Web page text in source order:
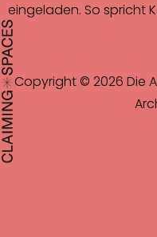
eingeladen. So spricht
Copyright © 2026 Die